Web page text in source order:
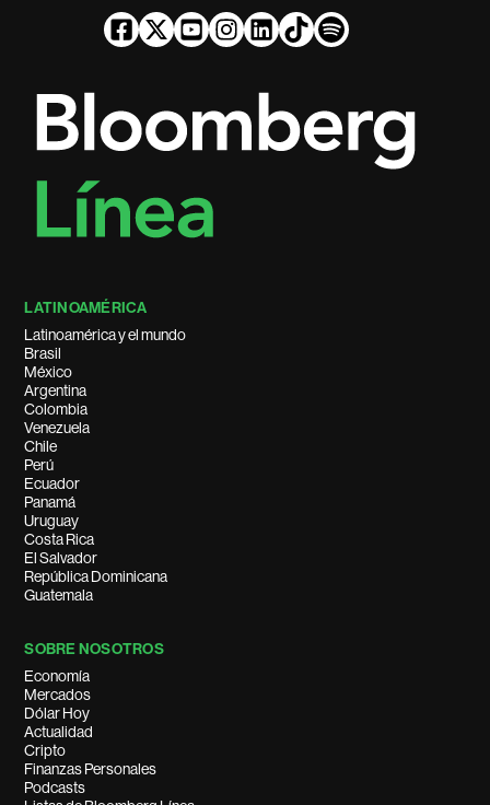
LATINOAMÉRICA
Latinoamérica y el mundo
Brasil
México
Argentina
Colombia
Venezuela
Chile
Perú
Ecuador
Panamá
Uruguay
Costa Rica
El Salvador
República Dominicana
Guatemala
SOBRE NOSOTROS
Economía
Mercados
Dólar Hoy
Actualidad
Cripto
Finanzas Personales
Podcasts